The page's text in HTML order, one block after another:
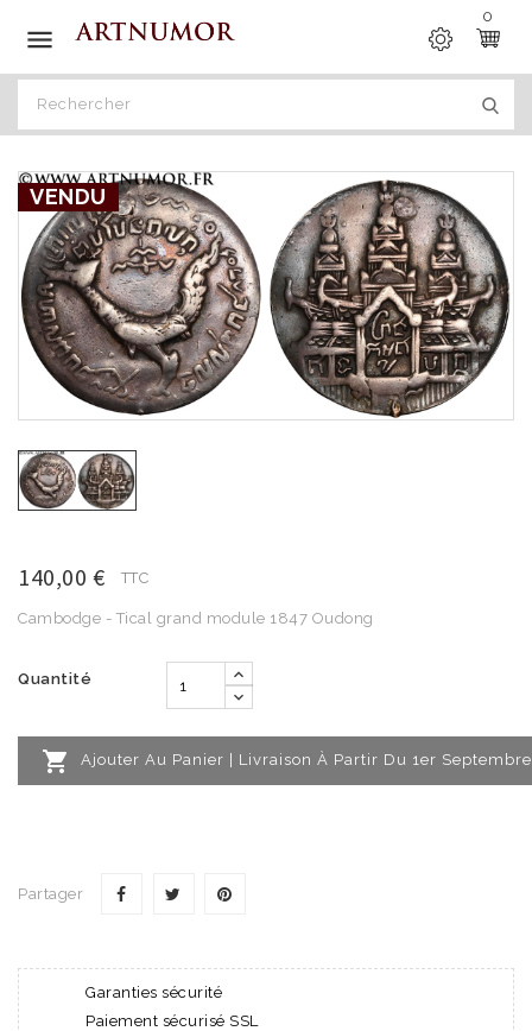

0
VENDU
140,00 € TTC
Cambodge - Tical grand module 1847 Oudong
Quantité
 Ajouter Au Panier | Livraison À Partir Du 1er Septembre
Partager
Garanties sécurité
Paiement sécurisé SSL